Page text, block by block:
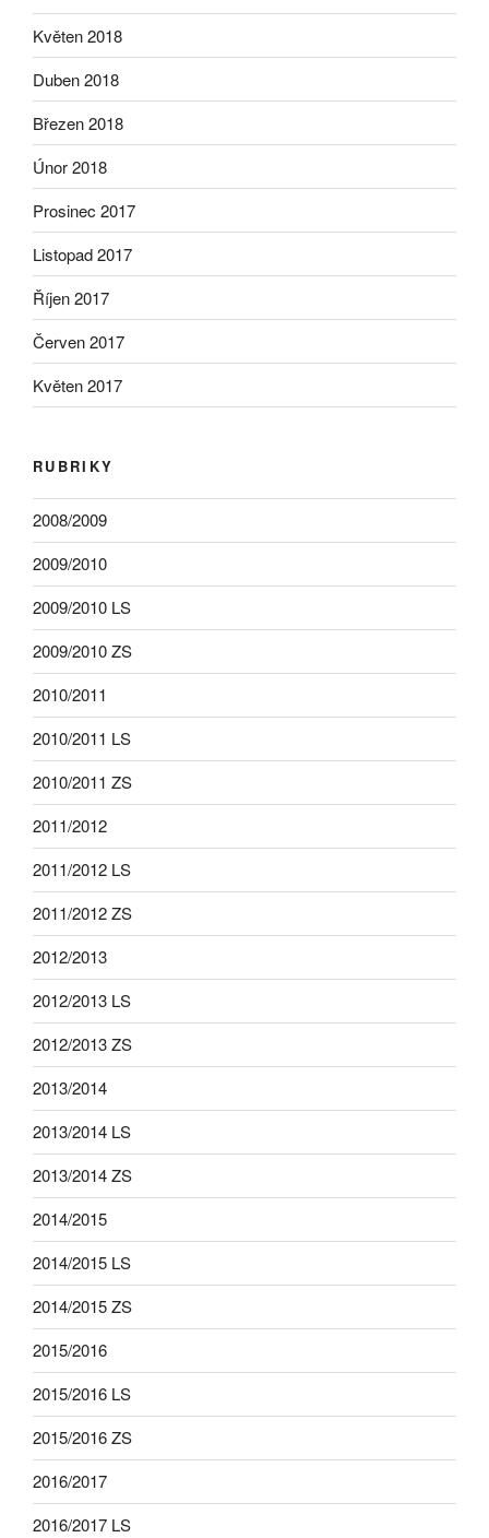
Květen 2018
Duben 2018
Březen 2018
Únor 2018
Prosinec 2017
Listopad 2017
Říjen 2017
Červen 2017
Květen 2017
RUBRIKY
2008/2009
2009/2010
2009/2010 LS
2009/2010 ZS
2010/2011
2010/2011 LS
2010/2011 ZS
2011/2012
2011/2012 LS
2011/2012 ZS
2012/2013
2012/2013 LS
2012/2013 ZS
2013/2014
2013/2014 LS
2013/2014 ZS
2014/2015
2014/2015 LS
2014/2015 ZS
2015/2016
2015/2016 LS
2015/2016 ZS
2016/2017
2016/2017 LS